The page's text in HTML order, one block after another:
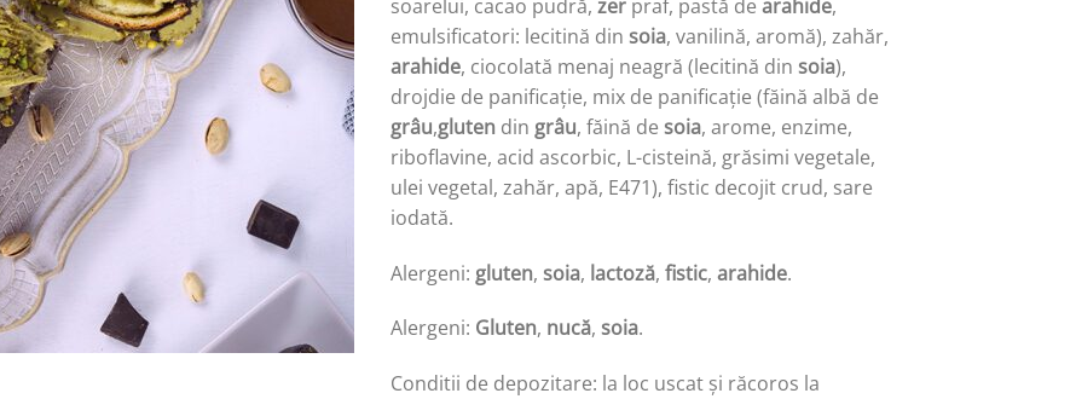
soarelui, cacao pudră, zer praf, pastă de arahide,
emulsificatori: lecitină din soia, vanilină, aromă), zahăr,
arahide, ciocolată menaj neagră (lecitină din soia),
drojdie de panificație, mix de panificație (făină albă de
grâu,gluten din grâu, făină de soia, arome, enzime,
riboflavine, acid ascorbic, L-cisteină, grăsimi vegetale,
ulei vegetal, zahăr, apă, E471), fistic decojit crud, sare
iodată.
Alergeni: gluten, soia, lactoză, fistic, arahide.
Alergeni: Gluten, nucă, soia.
Conditii de depozitare: la loc uscat și răcoros la